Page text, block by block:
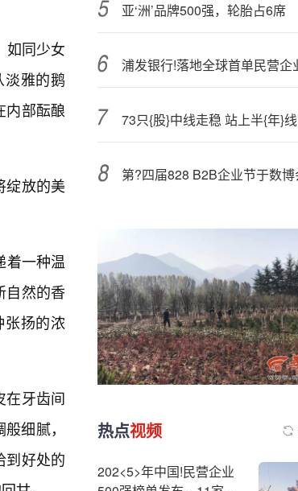
如同少女
雅的鹅
内部酝酿
绽放的美
着一种温
自然的香
扬的浓
在牙齿间
细腻，
到好处的
亚‘洲’品牌500强，轮胎占6席
73只{股}中线走稳 站上半{年}线
热点视频
202<5>年中国!民营企业